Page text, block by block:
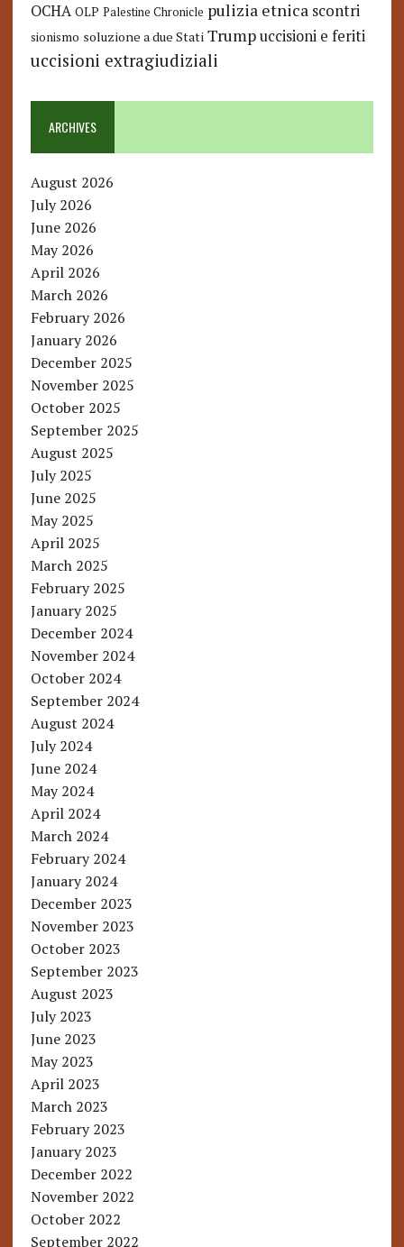
OCHA OLP Palestine Chronicle pulizia etnica scontri
sionismo soluzione a due Stati Trump uccisioni e feriti
uccisioni extragiudiziali
ARCHIVES
August 2026
July 2026
June 2026
May 2026
April 2026
March 2026
February 2026
January 2026
December 2025
November 2025
October 2025
September 2025
August 2025
July 2025
June 2025
May 2025
April 2025
March 2025
February 2025
January 2025
December 2024
November 2024
October 2024
September 2024
August 2024
July 2024
June 2024
May 2024
April 2024
March 2024
February 2024
January 2024
December 2023
November 2023
October 2023
September 2023
August 2023
July 2023
June 2023
May 2023
April 2023
March 2023
February 2023
January 2023
December 2022
November 2022
October 2022
September 2022